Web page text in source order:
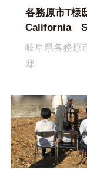
各務原市T様
California
岐阜県各務原
邸